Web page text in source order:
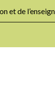
et de